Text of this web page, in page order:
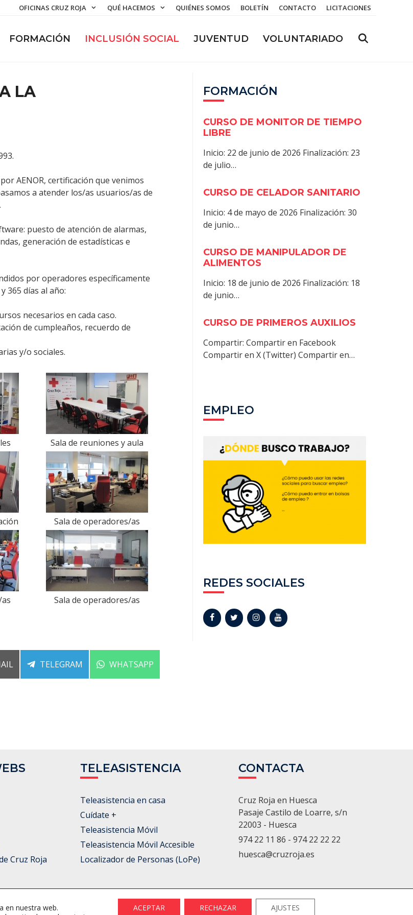
OFICINAS CRUZ ROJA QUÉ HACEMOS QUIÉNES SOMOS BOLETÍN CONTACTO LICITACIONES
FORMACIÓN INCLUSIÓN SOCIAL JUVENTUD VOLUNTARIADO
LA
AENOR, certificación que venimos
a atender los/as usuarios/as de
puesto de atención de alarmas,
generación de estadísticas e
por operadores específicamente
365 días al año:
necesarios en cada caso.
de cumpleaños, recuerdo de
y/o sociales.
Sala de reuniones y aula
Sala de operadores/as
Sala de operadores/as
COMPARTIR
TELEGRAM COMPARTIR
WHATSAPP
FORMACIÓN
CURSO DE MONITOR DE TIEMPO
LIBRE
Inicio: 22 de junio de 2026 Finalización: 23
de julio…
CURSO DE CELADOR SANITARIO
Inicio: 4 de mayo de 2026 Finalización: 30
de junio…
CURSO DE MANIPULADOR DE
ALIMENTOS
Inicio: 18 de junio de 2026 Finalización: 18
de junio…
CURSO DE PRIMEROS AUXILIOS
Compartir: Compartir en Facebook
Compartir en X (Twitter) Compartir en…
EMPLEO
REDES SOCIALES
Cruz Roja
TELEASISTENCIA
Teleasistencia en casa
Cuídate +
Teleasistencia Móvil
Teleasistencia Móvil Accesible
Localizador de Personas (LoPe)
CONTACTA
Cruz Roja en Huesca
Pasaje Castilo de Loarre, s/n
22003 - Huesca
974 22 11 86 - 974 22 22 22
huesca@cruzroja.es
en nuestra web.
ACEPTAR RECHAZAR AJUSTES